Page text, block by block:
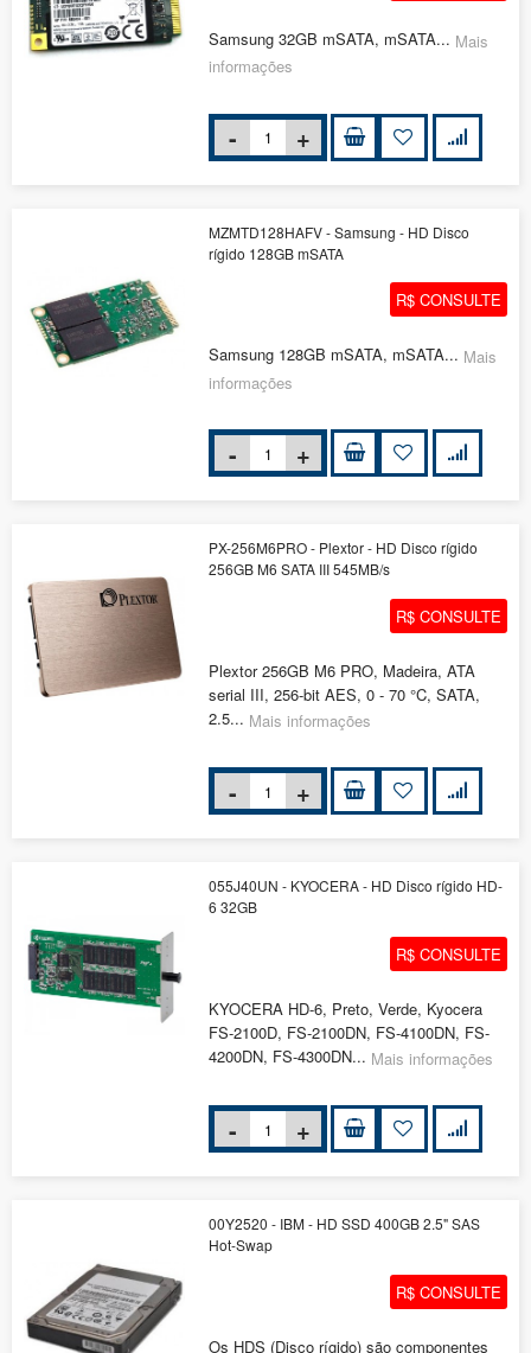
Samsung 32GB mSATA, mSATA... Mais
informações
MZMTD128HAFV - Samsung - HD Disco
rígido 128GB mSATA
R$ CONSULTE
Samsung 128GB mSATA, mSATA... Mais
informações
PX-256M6PRO - Plextor - HD Disco rígido
256GB M6 SATA III 545MB/s
R$ CONSULTE
Plextor 256GB M6 PRO, Madeira, ATA
serial III, 256-bit AES, 0 - 70 °C, SATA,
2.5... Mais informações
055J40UN - KYOCERA - HD Disco rígido HD-
6 32GB
R$ CONSULTE
KYOCERA HD-6, Preto, Verde, Kyocera
FS-2100D, FS-2100DN, FS-4100DN, FS-
4200DN, FS-4300DN... Mais informações
00Y2520 - IBM - HD SSD 400GB 2.5" SAS
Hot-Swap
R$ CONSULTE
Os HDS (Disco rígido) são componentes